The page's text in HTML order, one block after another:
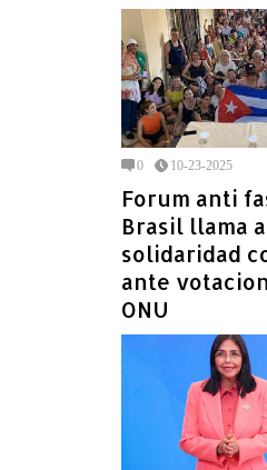
0 10-23-2025
Forum anti
Brasil llama a
solidaridad
ante
ONU